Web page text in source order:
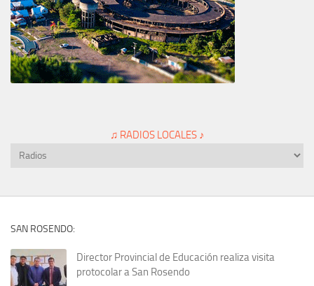
♫ RADIOS LOCALES ♪
SAN ROSENDO:
Director Provincial de Educación realiza visita
protocolar a San Rosendo